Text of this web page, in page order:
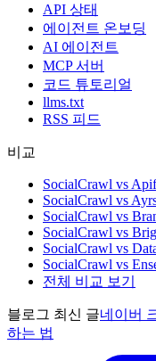
API 상태
에이전트 온보딩
AI 에이전트
MCP 서버
코드 튜토리얼
llms.txt
RSS 피드
비교
SocialCrawl vs
SocialCrawl vs
SocialCrawl vs
SocialCrawl vs
SocialCrawl vs
SocialCrawl vs
전체 비교 보기
블로그 최신 글네이버
하는 법